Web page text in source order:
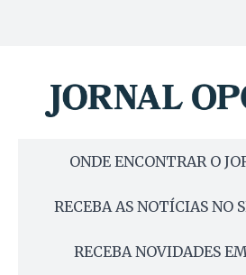
ONDE ENCONTRAR O
RECEBA AS NOTÍCIAS NO
RECEBA NOVIDADES